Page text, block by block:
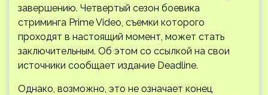
завершению. Четвертый сезон боевика
стриминга Prime Video, съемки которого
проходят в настоящий момент, может стать
заключительным. Об этом со ссылкой на свои
источники сообщает издание Deadline.
Однако, возможно, это не означает конец